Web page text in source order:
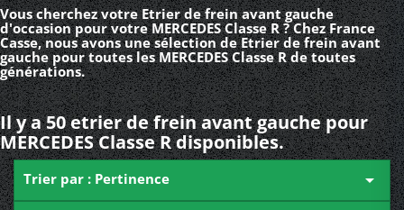
Vous cherchez votre Etrier de frein avant gauche
d'occasion pour votre MERCEDES Classe R ? Chez France
Casse, nous avons une sélection de Etrier de frein avant
gauche pour toutes les MERCEDES Classe R de toutes
générations.
Il y a 50 etrier de frein avant gauche pour
MERCEDES Classe R disponibles.
Trier par : Pertinence 